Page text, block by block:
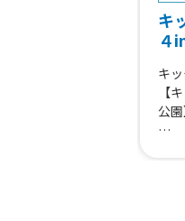
キ
４
キ
【
公園